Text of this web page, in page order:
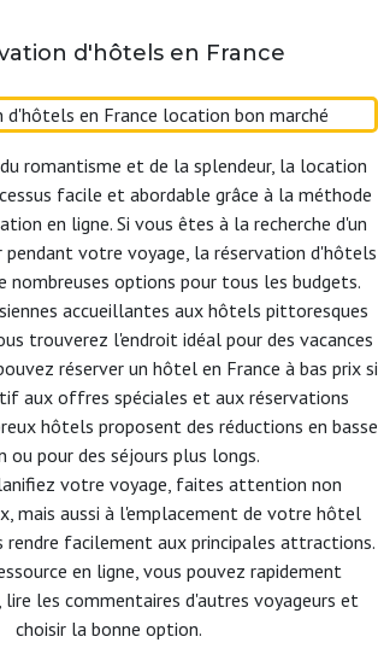
d'hôtels en France
romantisme et de la splendeur, la location
facile et abordable grâce à la méthode
en ligne. Si vous êtes à la recherche d'un
pendant votre voyage, la réservation d'hôtels
nombreuses options pour tous les budgets.
accueillantes aux hôtels pittoresques
trouverez l'endroit idéal pour des vacances
réserver un hôtel en France à bas prix si
aux offres spéciales et aux réservations
hôtels proposent des réductions en basse
ou pour des séjours plus longs.
votre voyage, faites attention non
mais aussi à l'emplacement de votre hôtel
rendre facilement aux principales attractions.
en ligne, vous pouvez rapidement
lire les commentaires d'autres voyageurs et
choisir la bonne option.